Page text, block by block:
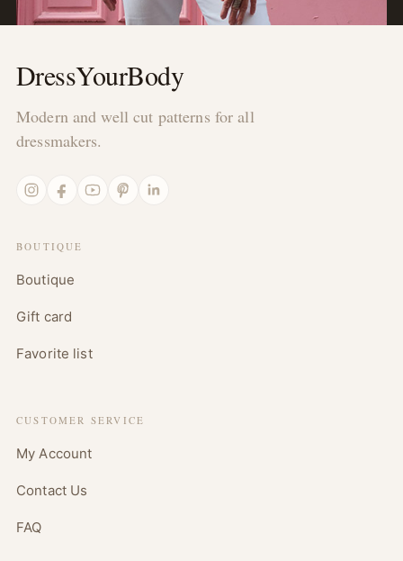
DressYourBody
Modern and well cut patterns for all
dressmakers.
BOUTIQUE
Boutique
Gift card
Favorite list
CUSTOMER SERVICE
My Account
Contact Us
FAQ